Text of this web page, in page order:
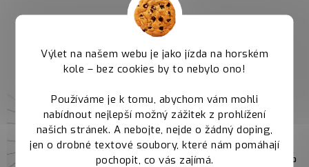
Výlet na našem webu je jako jízda na horském
kole – bez cookies by to nebylo ono!
Používáme je k tomu, abychom vám mohli
nabídnout nejlepší možný zážitek z prohlížení
našich stránek. A nebojte, nejde o žádný doping,
jen o drobné textové soubory, které nám pomáhají
pochopit, co vás zajímá.
Shimano Deore
Brzdy Shimano Deore
výkonné a citlivé
brždění. Mechanismus
Servo Wave zajišťuje
rychlejší záběr, o 25 %